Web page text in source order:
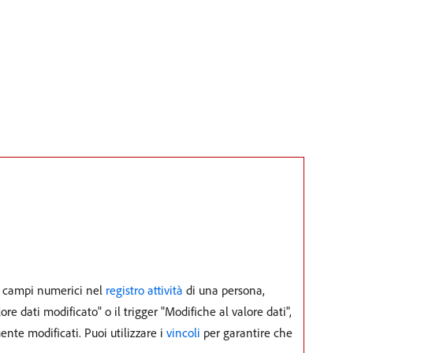
numerici nel registro attività di una persona,
dati modificato" o il trigger "Modifiche al valore dati",
modificati. Puoi utilizzare i vincoli per garantire che